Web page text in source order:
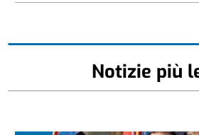
Notizie più